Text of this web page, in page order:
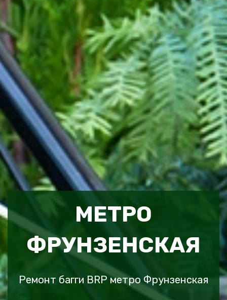
МЕТРО
ФРУНЗЕНСКАЯ
Ремонт багги BRP метро Фрунзенская